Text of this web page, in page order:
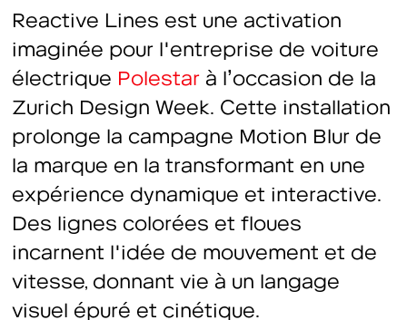
Reactive Lines est une activation
imaginée pour l'entreprise de voiture
électrique Polestar à l’occasion de la
Zurich Design Week. Cette installation
prolonge la campagne Motion Blur de
la marque en la transformant en une
expérience dynamique et interactive.
Des lignes colorées et floues
incarnent l'idée de mouvement et de
vitesse, donnant vie à un langage
visuel épuré et cinétique.